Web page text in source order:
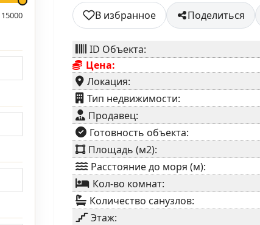
15000 В избранное Поделиться
ID Объекта:
Цена:
Локация:
⁠Тип недвижимости:
Продавец:
⁠Готовность объекта:
Площадь (м2):
Расстояние до моря (м):
Кол-во комнат:
Количество санузлов:
Этаж: